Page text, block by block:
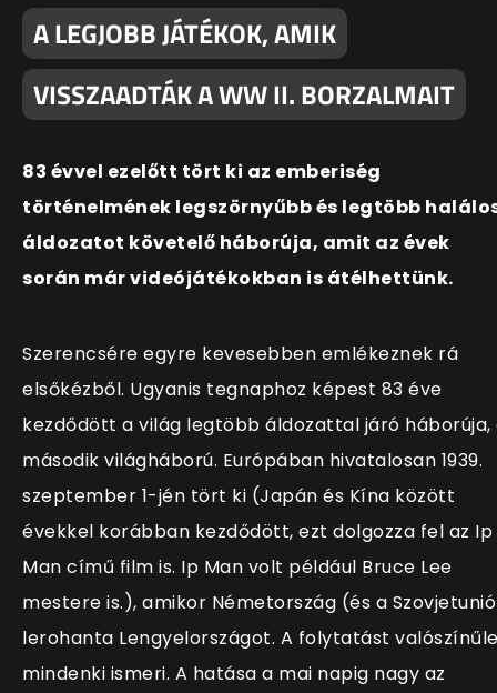
A LEGJOBB JÁTÉKOK, AMIK
VISSZAADTÁK A WW II. BORZALMAIT
83 évvel ezelőtt tört ki az emberiség
történelmének legszörnyűbb és legtöbb
áldozatot követelő háborúja, amit az évek
során már videójátékokban is átélhettünk.
Szerencsére egyre kevesebben emlékeznek rá
elsőkézből. Ugyanis tegnaphoz képest 83 éve
kezdődött a világ legtöbb áldozattal járó háborúja,
második világháború. Európában hivatalosan 1939.
szeptember 1-jén tört ki (Japán és Kína között
évekkel korábban kezdődött, ezt dolgozza fel az Ip
Man című film is. Ip Man volt például Bruce Lee
mestere is.), amikor Németország (és a
lerohanta Lengyelországot. A folytatást
mindenki ismeri. A hatása a mai napig nagy az